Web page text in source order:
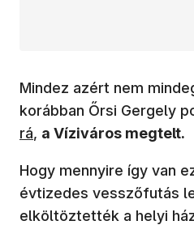
Mindez azért nem
korábban Őrsi Gergely
rá, a Víziváros megtelt.
Hogy mennyire így van
évtizedes vesszőfutás
elköltöztették a helyi